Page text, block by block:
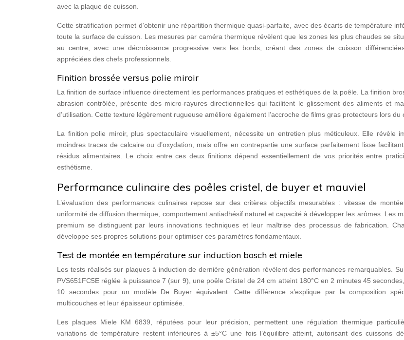
avec la plaque de cuisson.
Cette stratification permet d’obtenir une répartition thermique quasi-parfaite, avec des écarts de température
toute la surface de cuisson. Les mesures par caméra thermique révèlent que les zones les plus chaudes se
au centre, avec une décroissance progressive vers les bords, créant des zones de cuisson
appréciées des chefs professionnels.
Finition brossée versus polie miroir
La finition de surface influence directement les performances pratiques et esthétiques de la poêle. La finition
abrasion contrôlée, présente des micro-rayures directionnelles qui facilitent le glissement des aliments et
d’utilisation. Cette texture légèrement rugueuse améliore également l’accroche de films gras protecteurs lors du
La finition polie miroir, plus spectaculaire visuellement, nécessite un entretien plus méticuleux. Elle révèle
moindres traces de calcaire ou d’oxydation, mais offre en contrepartie une surface parfaitement lisse
résidus alimentaires. Le choix entre ces deux finitions dépend essentiellement de vos priorités entre
esthétisme.
Performance culinaire des poêles cristel, de buyer et mauviel
L’évaluation des performances culinaires repose sur des critères objectifs mesurables : vitesse de
uniformité de diffusion thermique, comportement antiadhésif naturel et capacité à développer les arômes. Les
premium se distinguent par leurs innovations techniques et leur maîtrise des processus de fabrication.
développe ses propres solutions pour optimiser ces paramètres fondamentaux.
Test de montée en température sur induction bosch et miele
Les tests réalisés sur plaques à induction de dernière génération révèlent des performances remarquables.
PVS651FC5E réglée à puissance 7 (sur 9), une poêle Cristel de 24 cm atteint 180°C en 2 minutes 45
10 secondes pour un modèle De Buyer équivalent. Cette différence s’explique par la composition
multicouches et leur épaisseur optimisée.
Les plaques Miele KM 6839, réputées pour leur précision, permettent une régulation thermique
variations de température restent inférieures à ±5°C une fois l’équilibre atteint, autorisant des cuissons